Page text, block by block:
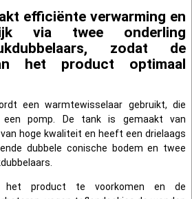
efficiënte verwarming en
via twee onderling
zodat de
het product optimaal
een warmtewisselaar gebruikt, die
een pomp. De tank is gemaakt van
hoge kwaliteit en heeft een drielaags
dubbele conische bodem en twee
het product te voorkomen en de